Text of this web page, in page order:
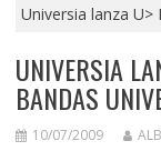
Universia lanza U>
UNIVERSIA
BANDAS
10/07/2009